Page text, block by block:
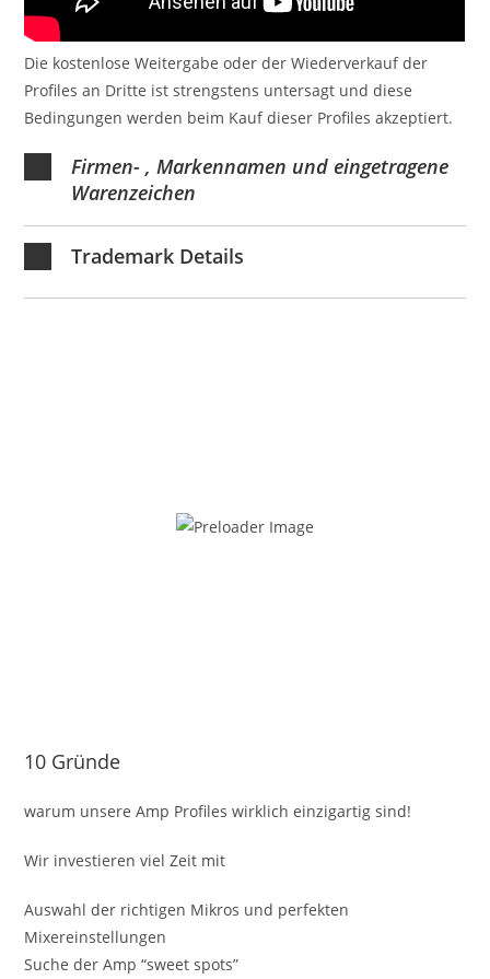
Die kostenlose Weitergabe oder der Wiederverkauf der
Profiles an Dritte ist strengstens untersagt und diese
Bedingungen werden beim Kauf dieser Profiles akzeptiert.
Firmen- , Markennamen und eingetragene
Warenzeichen
Trademark Details
URSPRÜNGLICHER
AKTUELLER
10 Gründe
warum unsere Amp Profiles wirklich einzigartig sind!
Wir investieren viel Zeit mit
Auswahl der richtigen Mikros und perfekten
Mixereinstellungen
Suche der Amp “sweet spots”